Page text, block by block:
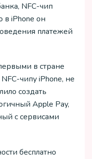
NFC-чип
в iPhone он
платежей
в стране
чипу iPhone, не
создать
Apple Pay,
с сервисами
бесплатно